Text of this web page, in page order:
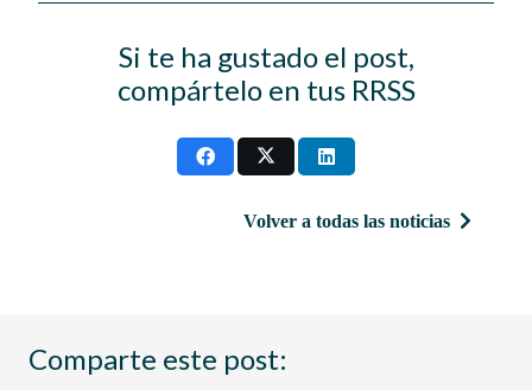
Si te ha gustado el post,
compártelo en tus RRSS
Volver a todas las noticias
Comparte este post: